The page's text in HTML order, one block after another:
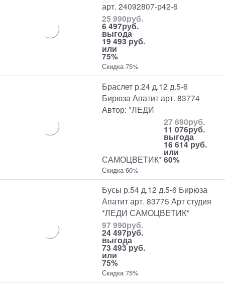
арт. 24092807-р42-6
25 990руб.
6 497руб.
выгода
19 493 руб.
или
75%
Скидка 75%
Браслет р.24 д.12 д.5-6
Бирюза Апатит арт. 83774
Автор: *ЛЕДИ
САМОЦВЕТИК*
27 690руб.
11 076руб.
выгода
16 614 руб.
или
60%
Скидка 60%
Бусы р.54 д.12 д.5-6 Бирюза
Апатит арт. 83775 Арт студия
*ЛЕДИ САМОЦВЕТИК*
97 990руб.
24 497руб.
выгода
73 493 руб.
или
75%
Скидка 75%